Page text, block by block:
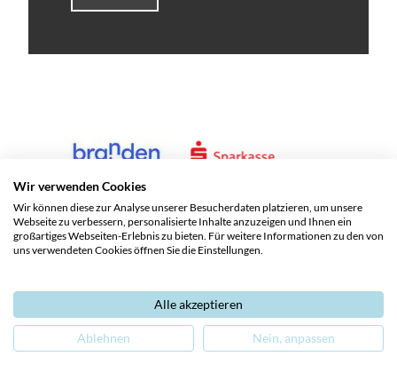
Service und Kontakte
Datenschutz
Barrierefreiheit
Leichte Sprache
Wir verwenden Cookies
Wir können diese zur Analyse unserer Besucherdaten platzieren, um unsere
Webseite zu verbessern, personalisierte Inhalte anzuzeigen und Ihnen ein
großartiges Webseiten-Erlebnis zu bieten. Für weitere Informationen zu den von
uns verwendeten Cookies öffnen Sie die Einstellungen.
Alle akzeptieren
Ablehnen Nein, anpassen